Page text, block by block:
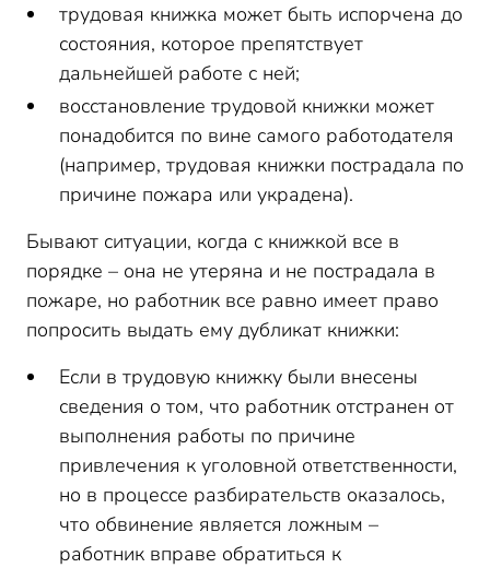
трудовая книжка может быть испорчена до
состояния, которое препятствует
дальнейшей работе с ней;
восстановление трудовой книжки может
понадобится по вине самого работодателя
(например, трудовая книжки пострадала по
причине пожара или украдена).
Бывают ситуации, когда с книжкой все в
порядке – она не утеряна и не пострадала в
пожаре, но работник все равно имеет право
попросить выдать ему дубликат книжки:
Если в трудовую книжку были внесены
сведения о том, что работник отстранен от
выполнения работы по причине
привлечения к уголовной ответственности,
но в процессе разбирательств оказалось,
что обвинение является ложным –
работник вправе обратиться к